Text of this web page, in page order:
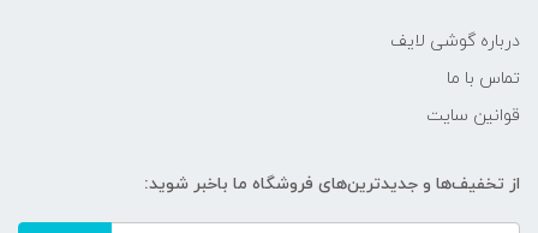
درباره گوشی لایف
تماس با ما
قوانین سایت
از تخفیف‌ها و جدیدترین‌های فروشگاه ما باخبر شوید: